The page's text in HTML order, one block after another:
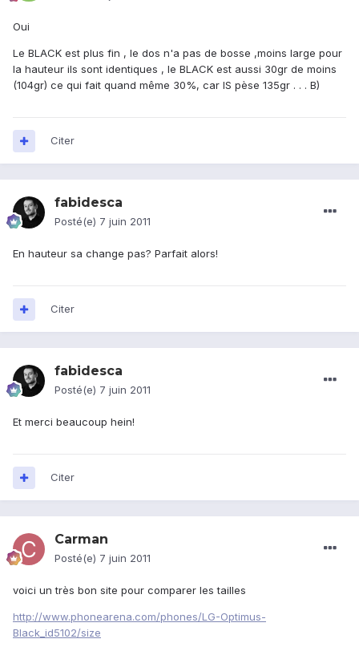
Oui
Le BLACK est plus fin , le dos n'a pas de bosse ,moins large pour
la hauteur ils sont identiques , le BLACK est aussi 30gr de moins
(104gr) ce qui fait quand même 30%, car IS pèse 135gr . . . B)
Citer
fabidesca
Posté(e) 7 juin 2011
En hauteur sa change pas? Parfait alors!
Citer
fabidesca
Posté(e) 7 juin 2011
Et merci beaucoup hein!
Citer
Carman
Posté(e) 7 juin 2011
voici un très bon site pour comparer les tailles
http://www.phonearena.com/phones/LG-Optimus-
Black_id5102/size